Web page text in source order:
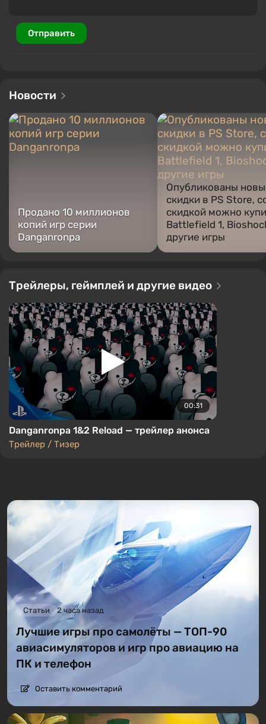
Отправить
Новости
Продано 10 миллионов
копий игр серии
Danganronpa
Опубликованы
скидки в PS Store,
скидкой можно
Battlefield 1,
другие игры
Трейлеры, геймплей и другие видео
00:31
Danganronpa 1&2 Reload — трейлер анонса
Трейлер / Тизер
Статьи 2 часа назад
Лучшие игры про самолёты — ТОП-90
авиасимуляторов и игр про авиацию на
ПК и телефон
Оставить комментарий